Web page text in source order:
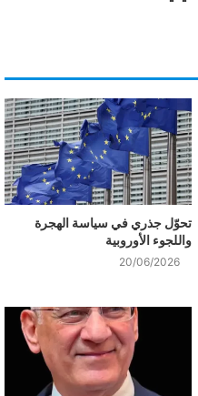
تحوّل جذري في سياسة الهجرة
واللجوء الأوروبية
20/06/2026